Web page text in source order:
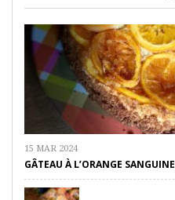
15 MAR 2024
GÂTEAU À L’ORANGE SANGUINE